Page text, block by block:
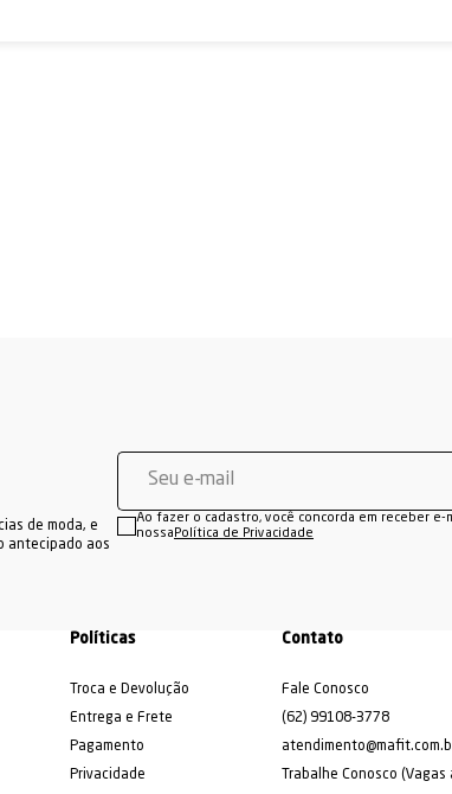
de moda, e
antecipado aos
Ao fazer o cadastro, você concorda em receber e-
nossa Política de Privacidade
Políticas
Troca e Devolução
Entrega e Frete
Pagamento
Privacidade
Contato
Fale Conosco
(62) 99108-3778
Trabalhe Conosco